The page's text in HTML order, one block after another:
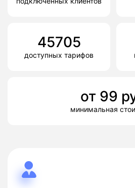
45705
доступных тарифов
от 99
минимальная